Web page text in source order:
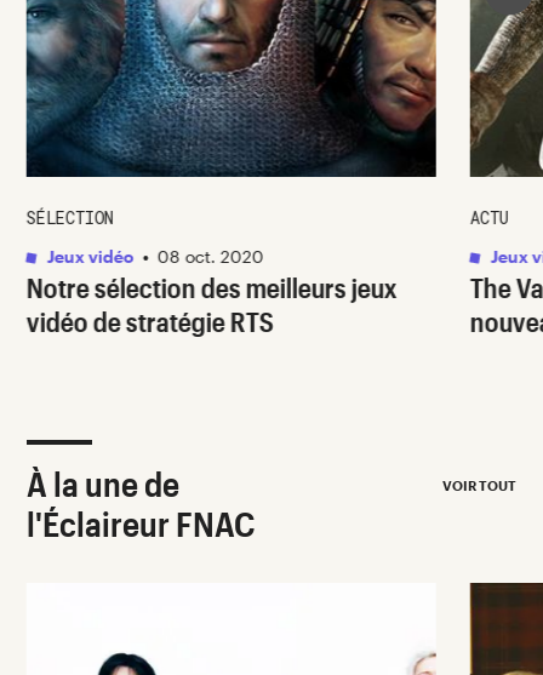
Notre sélection des meilleurs jeux
vidéo de stratégie RTS
SÉLECTION
Jeux vidéo • 08 oct. 2020
The
ACTU
Jeux
À la une de
l'Éclaireur FNAC
VOIR TOUT